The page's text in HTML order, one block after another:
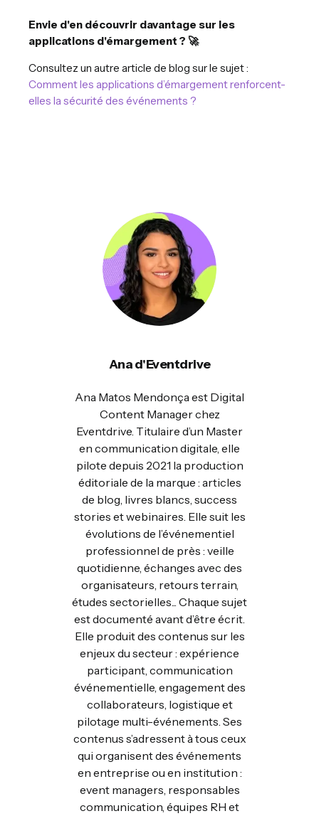
Envie d'en découvrir davantage sur les
applications d'émargement ? 🚀
Consultez un autre article de blog sur le sujet :
Comment les applications d’émargement renforcent-
elles la sécurité des événements ?
Ana d'Eventdrive
Ana Matos Mendonça est Digital
Content Manager chez
Eventdrive. Titulaire d’un Master
en communication digitale, elle
pilote depuis 2021 la production
éditoriale de la marque : articles
de blog, livres blancs, success
stories et webinaires. Elle suit les
évolutions de l’événementiel
professionnel de près : veille
quotidienne, échanges avec des
organisateurs, retours terrain,
études sectorielles... Chaque sujet
est documenté avant d’être écrit.
Elle produit des contenus sur les
enjeux du secteur : expérience
participant, communication
événementielle, engagement des
collaborateurs, logistique et
pilotage multi-événements. Ses
contenus s’adressent à tous ceux
qui organisent des événements
en entreprise ou en institution :
event managers, responsables
communication, équipes RH et